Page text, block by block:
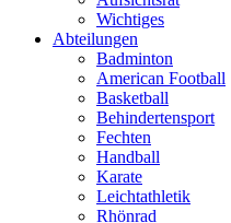
Wichtiges
Abteilungen
Badminton
American Football
Basketball
Behindertensport
Fechten
Handball
Karate
Leichtathletik
Rhönrad